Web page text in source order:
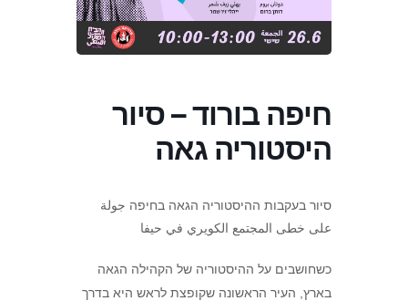
חיפה בורוד – סיור
היסטוריה גאה
סיור בעקבות ההיסטוריה הגאה בחיפה جولة
على خطى المجتمع الكويري في حيفا
כשחושבים על ההיסטוריה של הקהילה הגאה
בארץ, העיר הראשונה שקופצת לראש היא בדרך